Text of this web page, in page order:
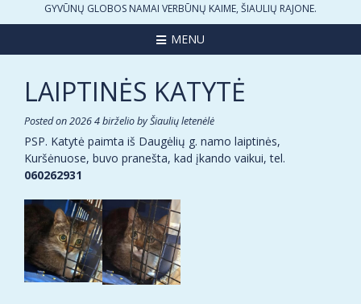
GYVŪNŲ GLOBOS NAMAI VERBŪNŲ KAIME, ŠIAULIŲ RAJONE.
MENU
LAIPTINĖS KATYTĖ
Posted on2026 4 birželiobyŠiaulių letenėlė
PSP. Katytė paimta iš Daugėlių g. namo laiptinės,
Kuršėnuose, buvo pranešta, kad įkando vaikui, tel.
060262931